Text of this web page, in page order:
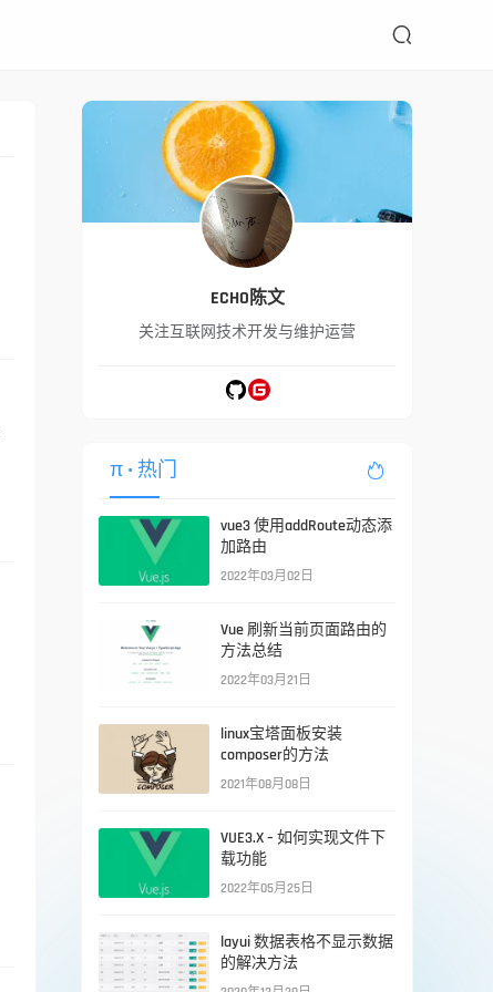

ECHO陈文
关注互联网技术开发与维护运营
π • 热门 
vue3 使用addRoute动态添
加路由
2022年03月02日
Vue 刷新当前页面路由的
方法总结
2022年03月21日
linux宝塔面板安装
composer的方法
2021年08月08日
VUE3.X – 如何实现文件下
载功能
2022年05月25日
layui 数据表格不显示数据
的解决方法